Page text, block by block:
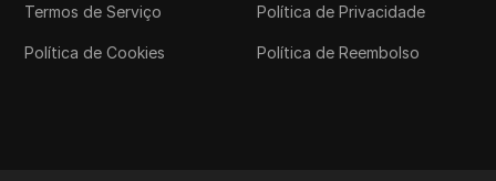
Termos de Serviço
Política de Privacidade
Política de Cookies Política de Reembolso